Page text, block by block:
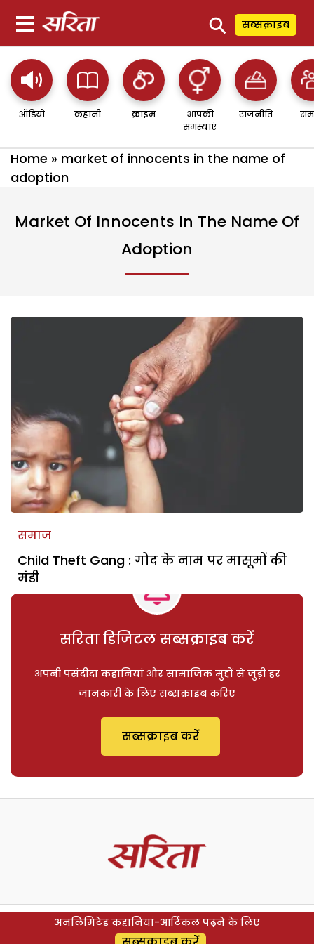
⚲ सब्सक्राइब
ऑडियो कहानी क्राइम
आपकी
समस्याएं
राजनीति
Home » market of innocents in the name of
adoption
Market Of Innocents In The Name Of
Adoption
समाज
Child Theft Gang : गोद के नाम पर मासूमों की
मंडी
सरिता डिजिटल सब्सक्राइब करें
अपनी पसंदीदा कहानियां और सामाजिक मुद्दों से जुड़ी हर
जानकारी के लिए सब्सक्राइब करिए
सब्सक्राइब करें
अनलिमिटेड कहानियां-आर्टिकल पढ़ने के लिए